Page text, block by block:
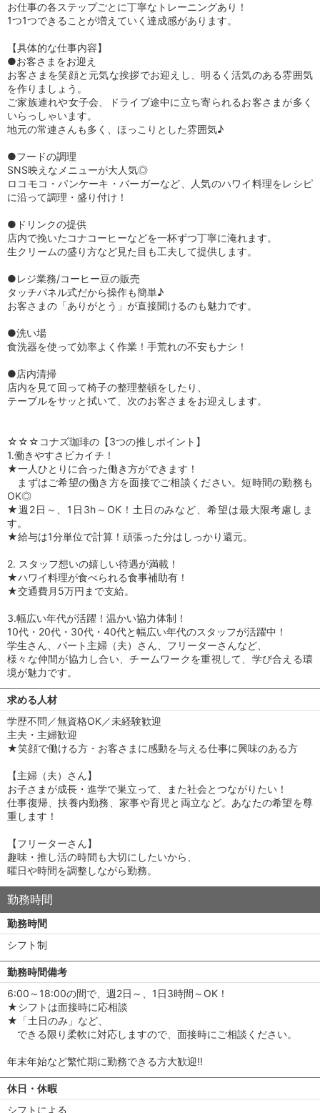
お仕事の各ステップごとに丁寧なトレーニングあり！
1つ1つできることが増えていく達成感があります。
【具体的な仕事内容】
●お客さまをお迎え
お客さまを笑顔と元気な挨拶でお迎えし、明るく活気のある雰囲気
を作りましょう。
ご家族連れや女子会、ドライブ途中に立ち寄られるお客さまが多く
いらっしゃいます。
地元の常連さんも多く、ほっこりとした雰囲気♪
●フードの調理
SNS映えなメニューが大人気◎
ロコモコ・パンケーキ・バーガーなど、人気のハワイ料理をレシピ
に沿って調理・盛り付け！
●ドリンクの提供
店内で挽いたコナコーヒーなどを一杯ずつ丁寧に淹れます。
生クリームの盛り方など見た目も工夫して提供します。
●レジ業務/コーヒー豆の販売
タッチパネル式だから操作も簡単♪
お客さまの「ありがとう」が直接聞けるのも魅力です。
●洗い場
食洗器を使って効率よく作業！手荒れの不安もナシ！
●店内清掃
店内を見て回って椅子の整理整頓をしたり、
テーブルをサッと拭いて、次のお客さまをお迎えします。
☆☆☆コナズ珈琲の【3つの推しポイント】
1.働きやすさピカイチ！
★一人ひとりに合った働き方ができます！
まずはご希望の働き方を面接でご相談ください。短時間の勤務も
OK◎
★週2日～、1日3h～OK！土日のみなど、希望は最大限考慮しま
す。
★給与は1分単位で計算！頑張った分はしっかり還元。
2. スタッフ想いの嬉しい待遇が満載！
★ハワイ料理が食べられる食事補助有！
★交通費月5万円まで支給。
3.幅広い年代が活躍！温かい協力体制！
10代・20代・30代・40代と幅広い年代のスタッフが活躍中！
学生さん、パート主婦（夫）さん、フリーターさんなど、
様々な仲間が協力し合い、チームワークを重視して、学び合える環
境が魅力です。
求める人材
学歴不問／無資格OK／未経験歓迎
主夫・主婦歓迎
★笑顔で働ける方・お客さまに感動を与える仕事に興味のある方
【主婦（夫）さん】
お子さまが成長・進学で巣立って、また社会とつながりたい！
仕事復帰、扶養内勤務、家事や育児と両立など。あなたの希望を尊
重します！
【フリーターさん】
趣味・推し活の時間も大切にしたいから、
曜日や時間を調整しながら勤務。
勤務時間
勤務時間
シフト制
勤務時間備考
6:00～18:00の間で、週2日～、1日3時間～OK！
★シフトは面接時に応相談
★「土日のみ」など、
できる限り柔軟に対応しますので、面接時にご相談ください。
年末年始など繁忙期に勤務できる方大歓迎!!
休日・休暇
シフトによる